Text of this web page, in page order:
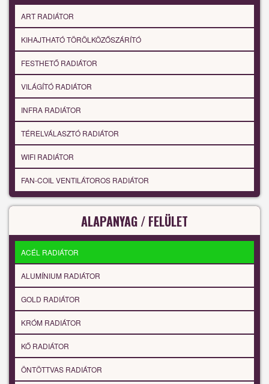
ART RADIÁTOR
KIHAJTHATÓ TÖRÖLKÖZŐSZÁRÍTÓ
FESTHETŐ RADIÁTOR
VILÁGÍTÓ RADIÁTOR
INFRA RADIÁTOR
TÉRELVÁLASZTÓ RADIÁTOR
WIFI RADIÁTOR
FAN-COIL VENTILÁTOROS RADIÁTOR
ALAPANYAG / FELÜLET
ACÉL RADIÁTOR
ALUMÍNIUM RADIÁTOR
GOLD RADIÁTOR
KRÓM RADIÁTOR
KŐ RADIÁTOR
ÖNTÖTTVAS RADIÁTOR